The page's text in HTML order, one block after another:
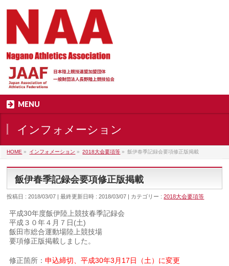
MENU
インフォメーション
HOME » インフォメーション » 2018大会要項等 » 飯伊春季記録会要項修正版掲載
飯伊春季記録会要項修正版掲載
投稿日 : 2018/03/07 最終更新日時 : 2018/03/07 カテゴリー :2018大会要項等
平成30年度飯伊陸上競技春季記録会
平成３０年４月７日(土)
飯田市総合運動場陸上競技場
要項修正版掲載しました。
修正箇所：申込締切、平成30年3月17日（土）に変更